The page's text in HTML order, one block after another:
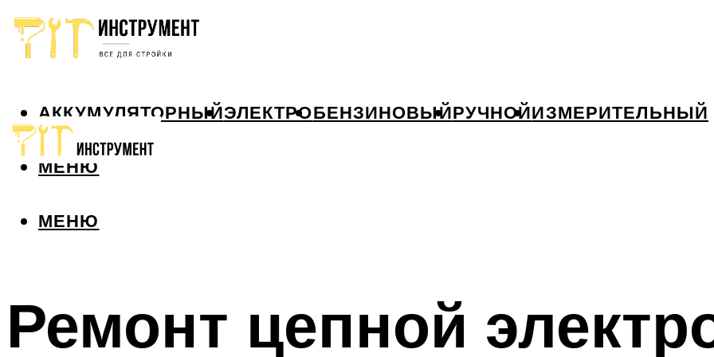
АККУМУЛЯТОРНЫЙЭЛЕКТРОБЕНЗИНОВЫЙРУЧНОЙИЗМЕРИТЕЛЬНЫЙ
МЕНЮ
МЕНЮ
Ремонт цепной